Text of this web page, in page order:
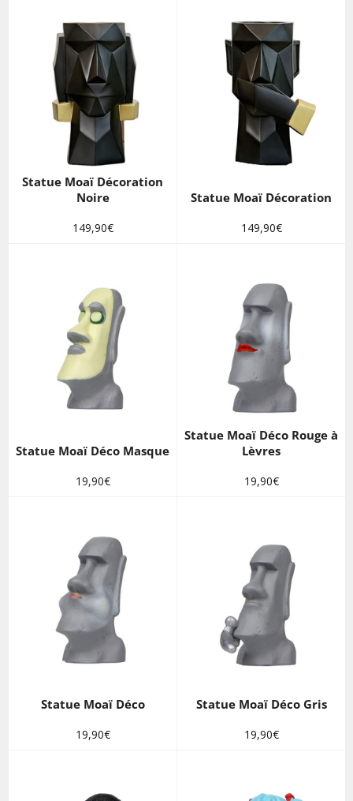
Statue Moaï Décoration
Noire
Prix
149,90€
Statue Moaï Décoration
Prix
149,90€
Statue Moaï Déco Masque
Prix
19,90€
Statue Moaï Déco Rouge à
Lèvres
Prix
19,90€
Statue Moaï Déco
Prix
19,90€
Statue Moaï Déco Gris
Prix
19,90€